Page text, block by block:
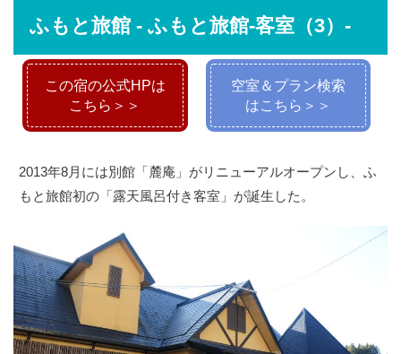
ふもと旅館 - ふもと旅館-客室（3）-
この宿の公式HPは
こちら＞＞
空室＆プラン検索
はこちら＞＞
2013年8月には別館「麓庵」がリニューアルオープンし、ふ
もと旅館初の「露天風呂付き客室」が誕生した。